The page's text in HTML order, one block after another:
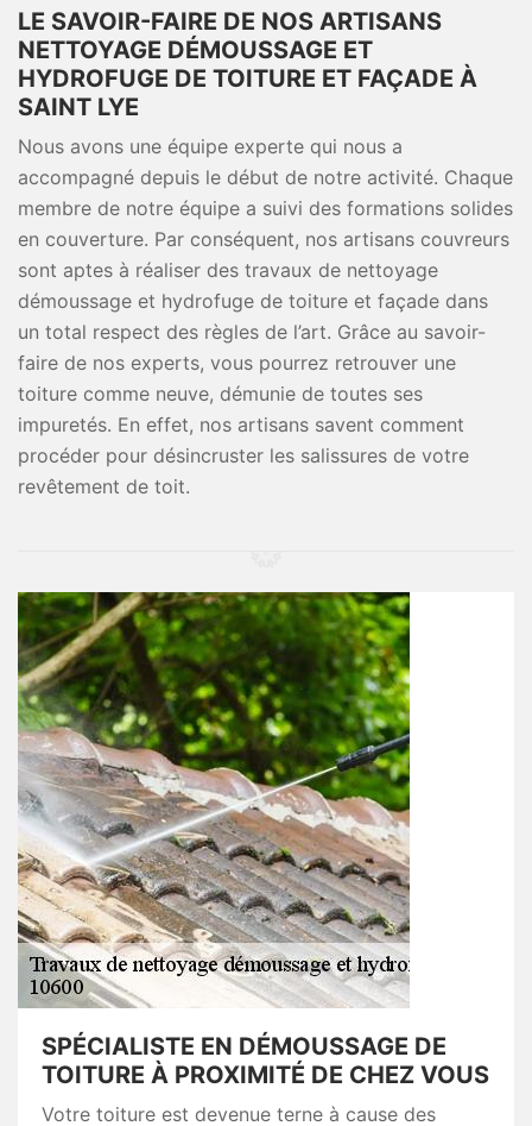
LE SAVOIR-FAIRE DE NOS ARTISANS
NETTOYAGE DÉMOUSSAGE ET
HYDROFUGE DE TOITURE ET FAÇADE À
SAINT LYE
Nous avons une équipe experte qui nous a
accompagné depuis le début de notre activité. Chaque
membre de notre équipe a suivi des formations solides
en couverture. Par conséquent, nos artisans couvreurs
sont aptes à réaliser des travaux de nettoyage
démoussage et hydrofuge de toiture et façade dans
un total respect des règles de l’art. Grâce au savoir-
faire de nos experts, vous pourrez retrouver une
toiture comme neuve, démunie de toutes ses
impuretés. En effet, nos artisans savent comment
procéder pour désincruster les salissures de votre
revêtement de toit.
SPÉCIALISTE EN DÉMOUSSAGE DE
TOITURE À PROXIMITÉ DE CHEZ VOUS
Votre toiture est devenue terne à cause des